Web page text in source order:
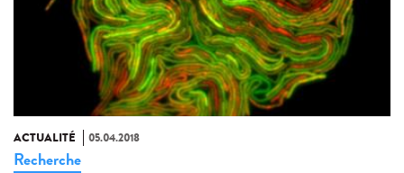
ACTUALITÉ 05.04.2018
Recherche